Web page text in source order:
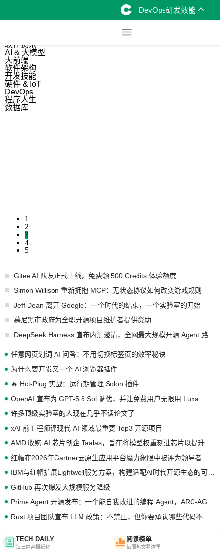
DevOps研发效能
软件资讯
AI & 大模型
大前端
软件架构
开发技能
硬件 & IoT
DevOps
程序人生
数据库
1
2
3
4
5
Gitee AI 队友正式上线，免费领 500 Credits 体验额度
Simon Willison 重新拥抱 MCP：无状态协议如何改变游戏规则
Jeff Dean 离开 Google：一个时代的结束，一个实验室的开始
慕尼黑市政府为全职开源项目维护者提供资助
任意网页划词 AI 问答：不用切换标签页的效率秘诀
为什么要开发又一个 AI 浏览器插件
🔥 Hot-Plug 实战：运行期管理 Solon 插件
OpenAI 宣布为 GPT-5.6 Sol 调优，并让免费用户无限用 Luna
许多顶级实验室的人现在几乎不读论文了
xAI 前工程师评现代 AI 领域最重要 Top3 开源项目
红帽在2026年Gartner云原生应用平台魔力象限中被评为领导者
GitHub 再次爆发大规模服务降级
TECH DAILY
每日内容报纸化
阅读榜单
每周热文看这里